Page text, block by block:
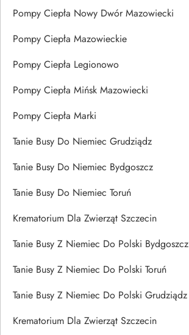
Pompy Ciepła Nowy Dwór Mazowiecki
Pompy Ciepła Mazowieckie
Pompy Ciepła Legionowo
Pompy Ciepła Mińsk Mazowiecki
Pompy Ciepła Marki
Tanie Busy Do Niemiec Grudziądz
Tanie Busy Do Niemiec Bydgoszcz
Tanie Busy Do Niemiec Toruń
Krematorium Dla Zwierząt Szczecin
Tanie Busy Z Niemiec Do Polski Bydgoszcz
Tanie Busy Z Niemiec Do Polski Toruń
Tanie Busy Z Niemiec Do Polski Grudziądz
Krematorium Dla Zwierząt Szczecin